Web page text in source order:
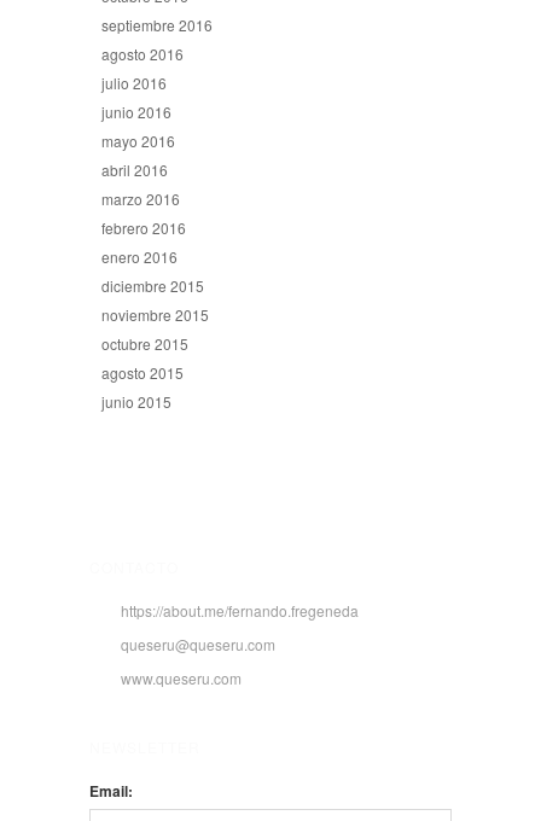
septiembre 2016
agosto 2016
julio 2016
junio 2016
mayo 2016
abril 2016
marzo 2016
febrero 2016
enero 2016
diciembre 2015
noviembre 2015
octubre 2015
agosto 2015
junio 2015
https://about.me/fernando.fregeneda
queseru@queseru.com
www.queseru.com
Email: